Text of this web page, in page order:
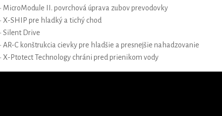
• MicroModule II. povrchová úprava zubov prevodovky
• X-SHIP pre hladký a tichý chod
• Silent Drive
• AR-C konštrukcia cievky pre hladšie a presnejšie nahadzovanie
• X-Ptotect Technology chráni pred prienikom vody